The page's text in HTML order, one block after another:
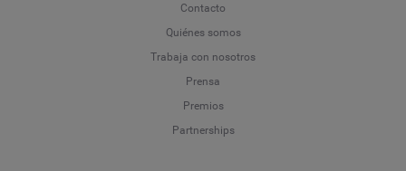
Contacto
Quiénes somos
Trabaja con nosotros
Prensa
Premios
Partnerships